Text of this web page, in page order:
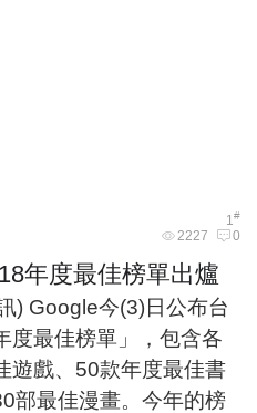
1#
2227 0
年度最佳榜單出爐
) Google今(3)日公布台
度最佳榜單」，包含各
遊戲、50款年度最佳書
部最佳漫畫。今年的榜